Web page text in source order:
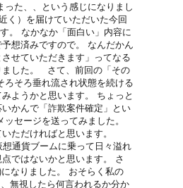
た、、という感じになりまし
く）を届けていただいた今回
。 なかなか「面白い」内容に
想済みですので。 なんだかん
せていただきます」ってなる
ました。 さて、前回の「その
ろそろ垂れ流され状態を続ける
ようかと思います。 ちょっと
かんで「詐欺案件確定」とい
セージを送ってみました。
ただければと思います。
通貨ブームに乗って日々溢れ
ではないかと思います。 さ
なりました。 おそらく私の
無視したら何言われるか分か